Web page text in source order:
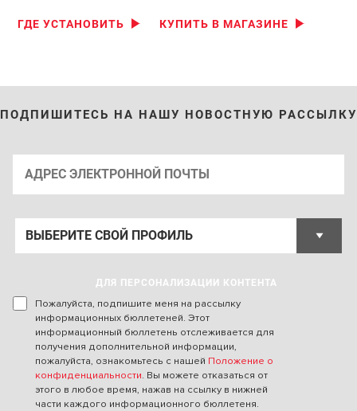
ГДЕ УСТАНОВИТЬ КУПИТЬ В МАГАЗИНЕ
ПОДПИШИТЕСЬ НА НАШУ НОВОСТНУЮ РАССЫЛКУ
ДЛЯ ПЕРСОНАЛИЗАЦИИ КОНТЕНТА
Пожалуйста, подпишите меня на рассылку
информационных бюллетеней. Этот
информационный бюллетень отслеживается для
получения дополнительной информации,
пожалуйста, ознакомьтесь с нашей Положение о
конфиденциальности. Вы можете отказаться от
этого в любое время, нажав на ссылку в нижней
части каждого информационного бюллетеня.